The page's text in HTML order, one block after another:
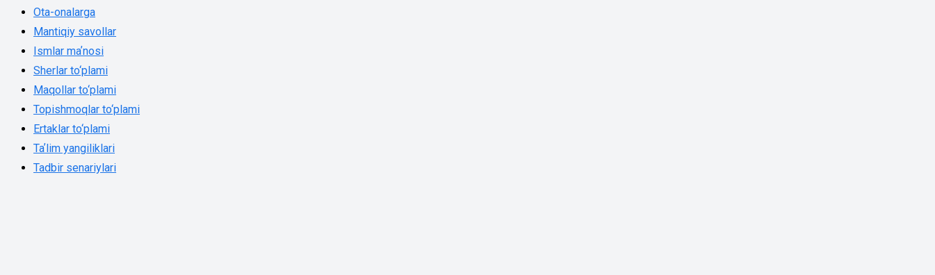
Ota-onalarga
Mantiqiy savollar
Ismlar maʼnosi
Sherlar to‘plami
Maqollar to‘plami
Topishmoqlar to‘plami
Ertaklar to‘plami
Taʼlim yangiliklari
Tadbir senariylari